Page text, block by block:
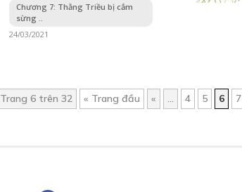
Chương 7: Thằng Triều bị cắm
sừng ..
24/03/2021
Trang 6 trên 32 « Trang đầu « 4 5 6 7